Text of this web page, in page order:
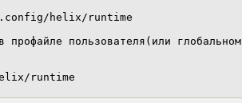
профайле пользователя(или глобальном
runtime